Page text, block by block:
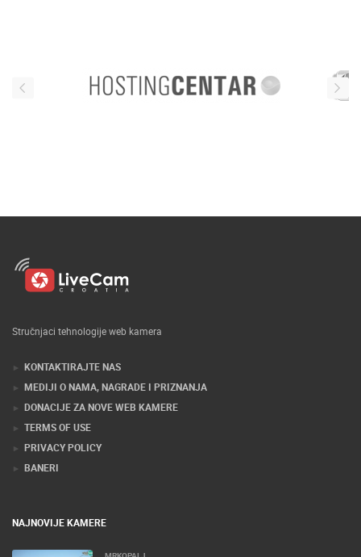
Stručnjaci tehnologije web kamera
KONTAKTIRAJTE NAS
MEDIJI O NAMA, NAGRADE I PRIZNANJA
DONACIJE ZA NOVE WEB KAMERE
TERMS OF USE
PRIVACY POLICY
BANERI
NAJNOVIJE KAMERE